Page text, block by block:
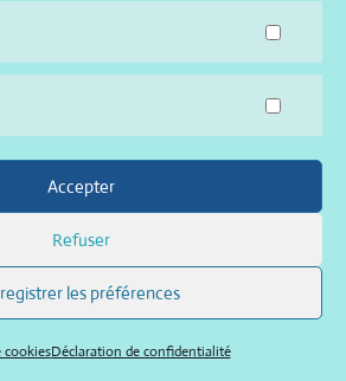
Accepter
Refuser
les préférences
cookiesDéclaration de confidentialité
–politiques de cookies – gérer le
légales
web Tregor Graphik